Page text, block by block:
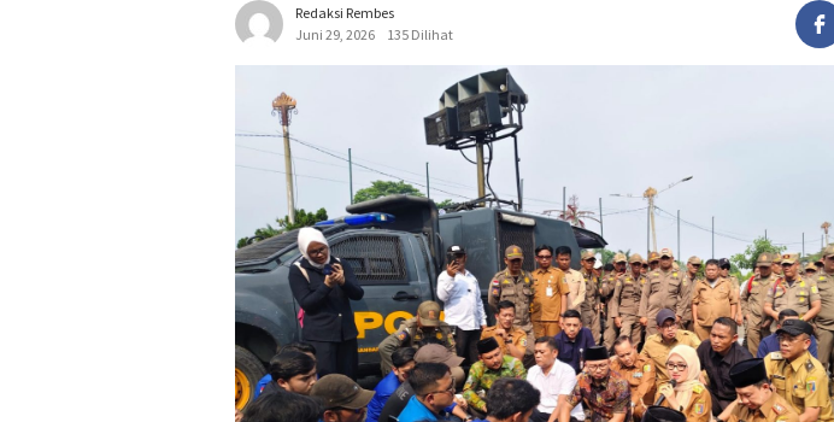
Redaksi Rembes
Juni 29, 2026
135 Dilihat